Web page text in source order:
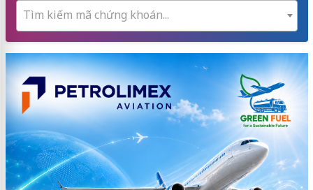
Tìm kiếm mã chứng khoán...